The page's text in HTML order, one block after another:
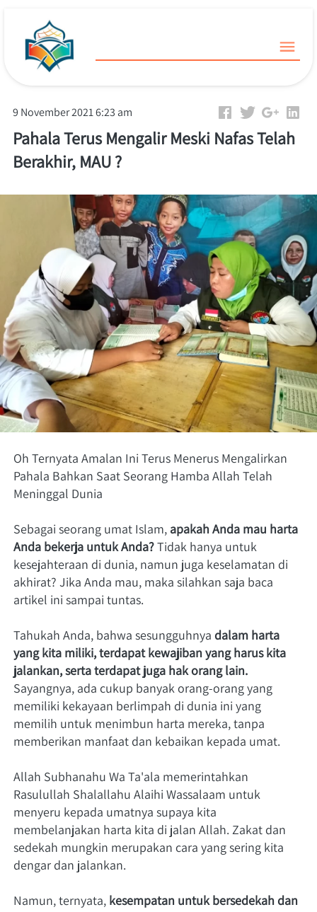
9 November 2021 6:23 am
Pahala Terus Mengalir Meski Nafas Telah
Berakhir, MAU ?
Oh Ternyata Amalan Ini Terus Menerus Mengalirkan
Pahala Bahkan Saat Seorang Hamba Allah Telah
Meninggal Dunia
Sebagai seorang umat Islam, apakah Anda mau harta
Anda bekerja untuk Anda? Tidak hanya untuk
kesejahteraan di dunia, namun juga keselamatan di
akhirat? Jika Anda mau, maka silahkan saja baca
artikel ini sampai tuntas.
Tahukah Anda, bahwa sesungguhnya dalam harta
yang kita miliki, terdapat kewajiban yang harus kita
jalankan, serta terdapat juga hak orang lain.
Sayangnya, ada cukup banyak orang-orang yang
memiliki kekayaan berlimpah di dunia ini yang
memilih untuk menimbun harta mereka, tanpa
memberikan manfaat dan kebaikan kepada umat.
Allah Subhanahu Wa Ta'ala memerintahkan
Rasulullah Shalallahu Alaihi Wassalaam untuk
menyeru kepada umatnya supaya kita
membelanjakan harta kita di jalan Allah. Zakat dan
sedekah mungkin merupakan cara yang sering kita
dengar dan jalankan.
Namun, ternyata, kesempatan untuk bersedekah dan